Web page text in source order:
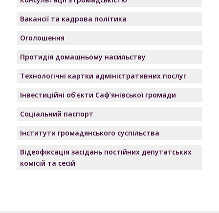
ХХХХХХХХХ , ХХХХХХХХХ р.н.
Про надання ХХХХХХХХХ
дозволу на отримання її
ХХХХХХХХХ р. н., та
ХХХХХХХХХ , ХХХХХХХХХ р.н.,
належне їм для отримання
жиле приміщення
12.
Про надання ХХХХХХХХХ
згоди на отримання дозволу
на виготовлення проекту
Рішення
Вакансії та кадрова політика
Оголошення
Протидія домашньому насильству
Технологічні картки адміністративних послуг
Інвестиційні об’єкти Саф’янівської громади
Соціальний паспорт
Інститути громадянського суспільства
Відеофіксація засідань постійних депутатських
комісій та сесій